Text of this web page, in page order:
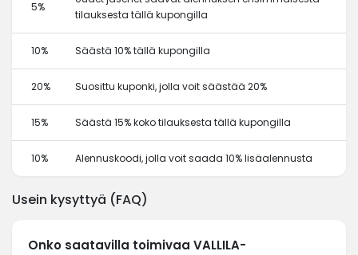
5%
tilauksesta tällä kupongilla
10% Säästä 10% tällä kupongilla
20% Suosittu kuponki, jolla voit säästää 20%
15% Säästä 15% koko tilauksesta tällä kupongilla
10% Alennuskoodi, jolla voit saada 10% lisäalennusta
Usein kysyttyä (FAQ)
Onko saatavilla toimivaa VALLILA-